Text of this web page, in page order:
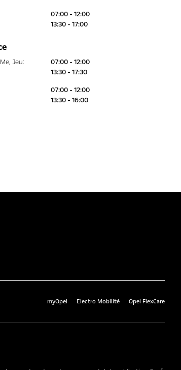
07:00 - 12:00
13:30 - 17:00
Me, Jeu:
07:00 - 12:00
13:30 - 17:30
07:00 - 12:00
13:30 - 16:00
myOpel Electro Mobilité Opel FlexCare